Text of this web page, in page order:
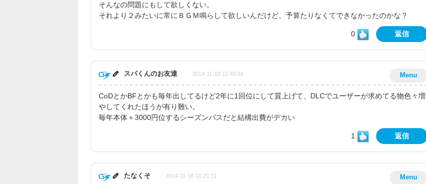
そんなの問題にもして欲しくない。
それより２みたいに常にＢＧＭ鳴らして欲しいんだけど、予算たりなくてできなかったのかな？
0 返信
Menu
スパくんのお友達 2014-11-18 15:49:01
CoDとかBFとかも毎年出してるけど2年に1回位にして質上げて、DLCでユーザーが求めてる物色々増
やしてくれたほうが有り難い。
毎年本体＋3000円位するシーズンパスだと結構出費がデカい
1 返信
Menu
たなくそ 2014-11-18 10:20:31